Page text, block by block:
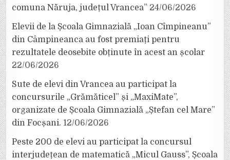
comuna Năruja, județul Vrancea” 24/06/2026
Elevii de la Școala Gimnazială „Ioan Cîmpineanu”
din Câmpineanca au fost premiați pentru
rezultatele deosebite obținute în acest an școlar
22/06/2026
Sute de elevi din Vrancea au participat la
concursurile „Grămăticel” și „MaxiMate”,
organizate de Școala Gimnazială „Ștefan cel Mare”
din Focșani. 12/06/2026
Peste 200 de elevi au participat la concursul
interjudețean de matematică „Micul Gauss”, Școala